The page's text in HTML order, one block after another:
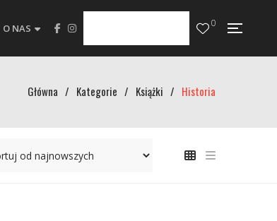
O NAS 0
Główna / Kategorie / Książki / Historia